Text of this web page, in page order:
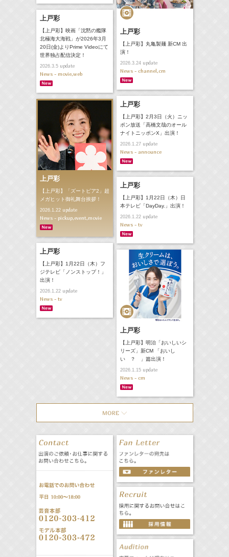
上戸彩
【上戸彩】丸亀製麺 新CM 出
演！
2026.3.24update
News - channel,cm
上戸彩
【上戸彩】映画「沈黙の艦隊
北極海大海戦」が2026年3月
20日(金)よりPrime Videoにて
世界独占配信決定！
2026.3.5update
News - movie,web
上戸彩
【上戸彩】2月3日（火）ニッ
ポン放送「高橋文哉のオール
ナイトニッポンX」出演！
2026.1.27update
News - announce
上戸彩
【上戸彩】「ズートピア2」超
メガヒット御礼舞台挨拶！
2026.1.22update
News - pickup,event,movie
上戸彩
【上戸彩】1月22日（木）日
本テレビ「DayDay.」出演！
2026.1.22update
News - tv
上戸彩
【上戸彩】1月22日（木）フ
ジテレビ「ノンストップ！」
出演！
2026.1.22update
News - tv
上戸彩
【上戸彩】明治「おいしいシ
リーズ」新CM 「おいし
い ？ 」篇出演！
2026.1.15update
News - cm